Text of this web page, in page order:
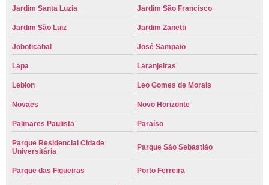
Jardim Santa Luzia Jardim São Francisco
Jardim São Luiz Jardim Zanetti
Joboticabal José Sampaio
Lapa Laranjeiras
Leblon Leo Gomes de Morais
Novaes Novo Horizonte
Palmares Paulista Paraíso
Parque Residencial Cidade
Universitária
Parque São Sebastião
Parque das Figueiras Porto Ferreira